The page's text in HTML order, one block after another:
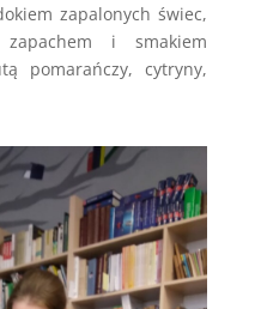
zapalonych świec,
i smakiem
pomarańczy, cytryny,